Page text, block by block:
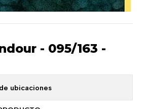
- 095/163 -
ubicaciones